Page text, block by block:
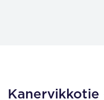
Kanervikkotie